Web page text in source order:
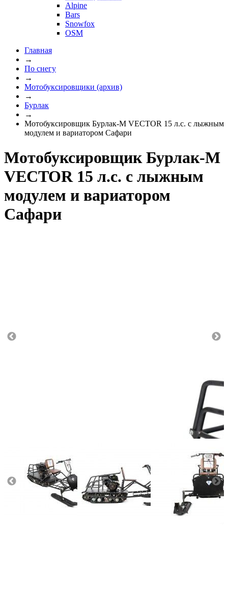
Alpine
Bars
Snowfox
OSM
Главная
→
По снегу
→
Мотобуксировщики (архив)
→
Бурлак
→
Мотобуксировщик Бурлак-М VECTOR 15 л.с. с лыжным
модулем и вариатором Сафари
Мотобуксировщик Бурлак-М
VECTOR 15 л.с. с лыжным
модулем и вариатором
Сафари